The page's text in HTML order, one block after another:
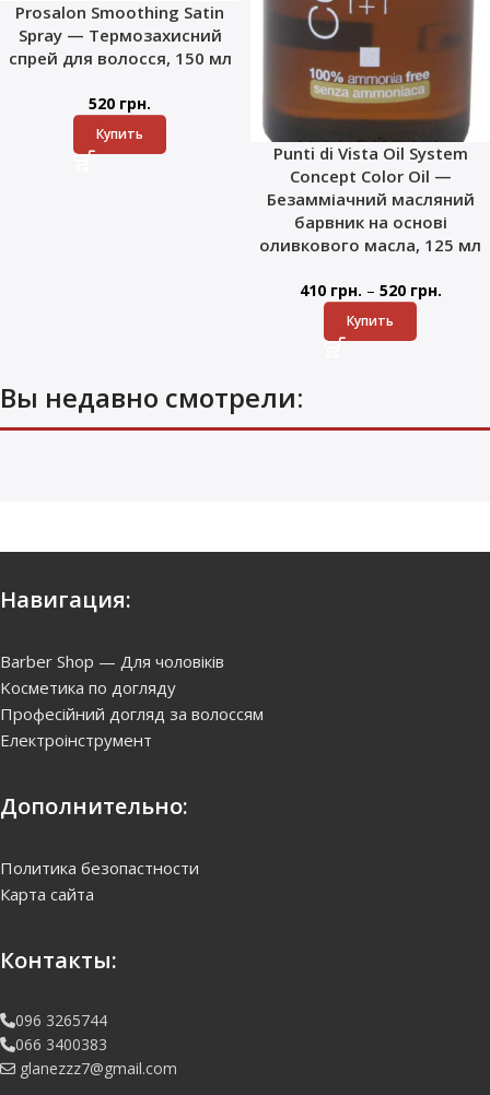
Prosalon Smoothing Satin
Spray — Термозахисний
спрей для волосся, 150 мл
520 грн.
Купить
Punti di Vista Oil System
Concept Color Oil —
Безамміачний масляний
барвник на основі
оливкового масла, 125 мл
410 грн. – 520 грн.
Купить
Вы недавно смотрели:
Навигация:
Barber Shop — Для чоловіків
Kосметика по догляду
Професійний догляд за волоссям
Електроінструмент
Дополнительно:
Политика безопастности
Карта сайта
Контакты:
096 3265744
066 3400383
glanezzz7@gmail.com